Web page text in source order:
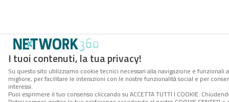
I tuoi contenuti, la tua privacy!
Su questo sito utilizziamo cookie tecnici necessari alla navigazione e
migliore, per facilitare le interazioni con le nostre funzionalità social e per
interessi.
Puoi esprimere il tuo consenso cliccando su ACCETTA TUTTI I COOKIE.